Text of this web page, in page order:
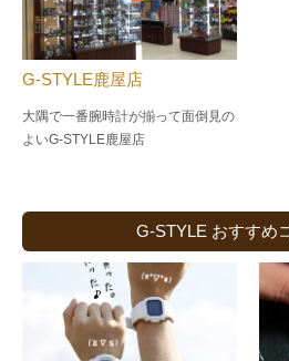
G-STYLE鹿屋店
大隅で一番腕時計が揃って面倒見の
よいG-STYLE鹿屋店
G-STYLE おすすめ